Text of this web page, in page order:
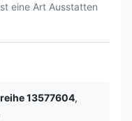
eine Art Ausstatten
13577604,